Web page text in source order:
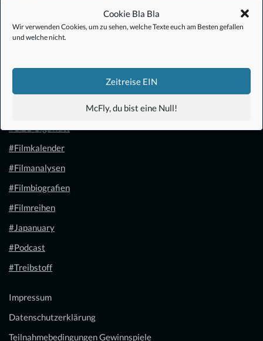
Cookie Bla Bla
Wir verwenden Cookies, um zu sehen, welche Texte euch am Besten gefallen
und welche nicht.
Zeitreise EIN
McFly, du bist eine Null!
#Filmkalender
#Filmanalysen
#Filmbiografien
#Filmreihen
#Japanuary
#Podcast
#Treibstoff
Impressum
Datenschutzerklärung
Teilnahmebedingungen Gewinnspiele